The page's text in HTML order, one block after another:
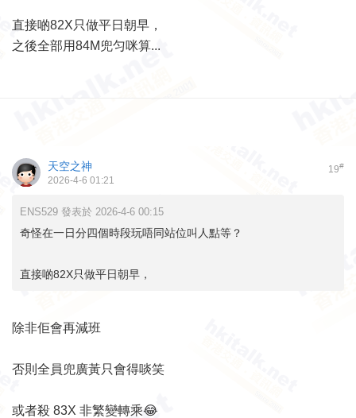
直接啲82X只做平日朝早，
之後全部用84M兜匀咪算...
19#
天空之神
2026-4-6 01:21
ENS529 發表於 2026-4-6 00:15
奇怪在一日分四個時段玩唔同站位叫人點等？
直接啲82X只做平日朝早，
除非佢會再減班
否則全員兜廣黃只會得啖笑
或者殺 83X 非繁變轉乘😂